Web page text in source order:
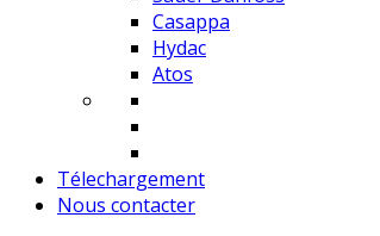
Casappa
Hydac
Atos
Télechargement
Nous contacter